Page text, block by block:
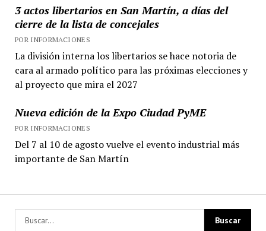
3 actos libertarios en San Martín, a días del
cierre de la lista de concejales
POR INFORMACIONES
La división interna los libertarios se hace notoria de
cara al armado político para las próximas elecciones y
al proyecto que mira el 2027
Nueva edición de la Expo Ciudad PyME
POR INFORMACIONES
Del 7 al 10 de agosto vuelve el evento industrial más
importante de San Martín